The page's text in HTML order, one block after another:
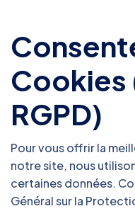
Cookies
RGPD)
Pour vous offrir la
notre site, nous
certaines données.
Général sur la